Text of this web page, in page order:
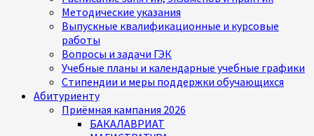
Методические указания
Выпускные квалификационные и курсовые
работы
Вопросы и задачи ГЭК
Учебные планы и календарные учебные графики
Стипендии и меры поддержки обучающихся
Абитуриенту
Приёмная кампания 2026
БАКАЛАВРИАТ